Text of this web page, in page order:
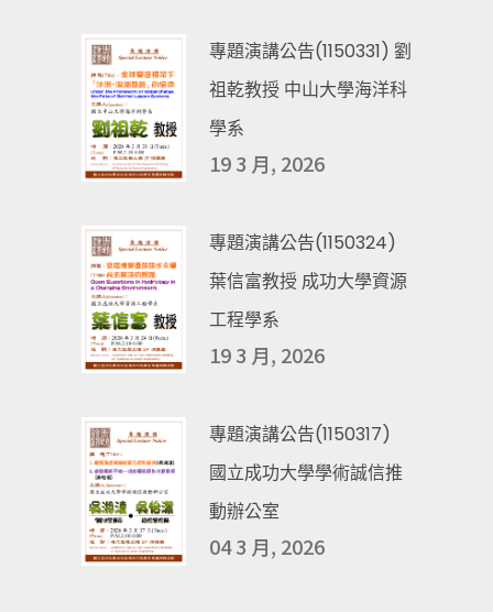
專題演講公告(1150331) 劉
祖乾教授 中山大學海洋科
學系
19 3 月, 2026
專題演講公告(1150324)
葉信富教授 成功大學資源
工程學系
19 3 月, 2026
專題演講公告(1150317)
國立成功大學學術誠信推
動辦公室
04 3 月, 2026